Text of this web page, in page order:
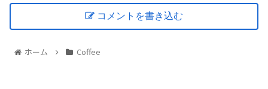
コメントを書き込む
ホーム Coffee